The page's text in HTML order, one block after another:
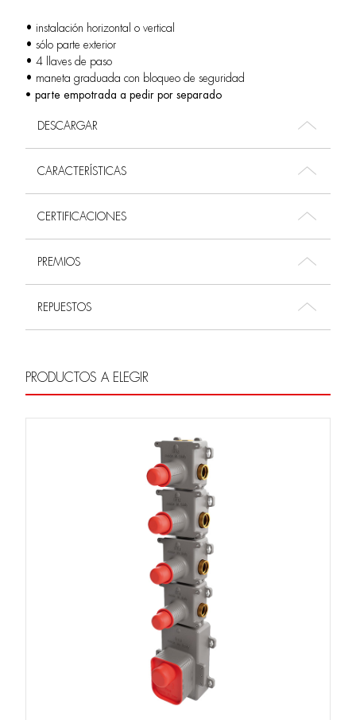
• instalación horizontal o vertical
• sólo parte exterior
• 4 llaves de paso
• maneta graduada con bloqueo de seguridad
• parte empotrada a pedir por separado
DESCARGAR
CARACTERÍSTICAS
CERTIFICACIONES
PREMIOS
REPUESTOS
PRODUCTOS A ELEGIR